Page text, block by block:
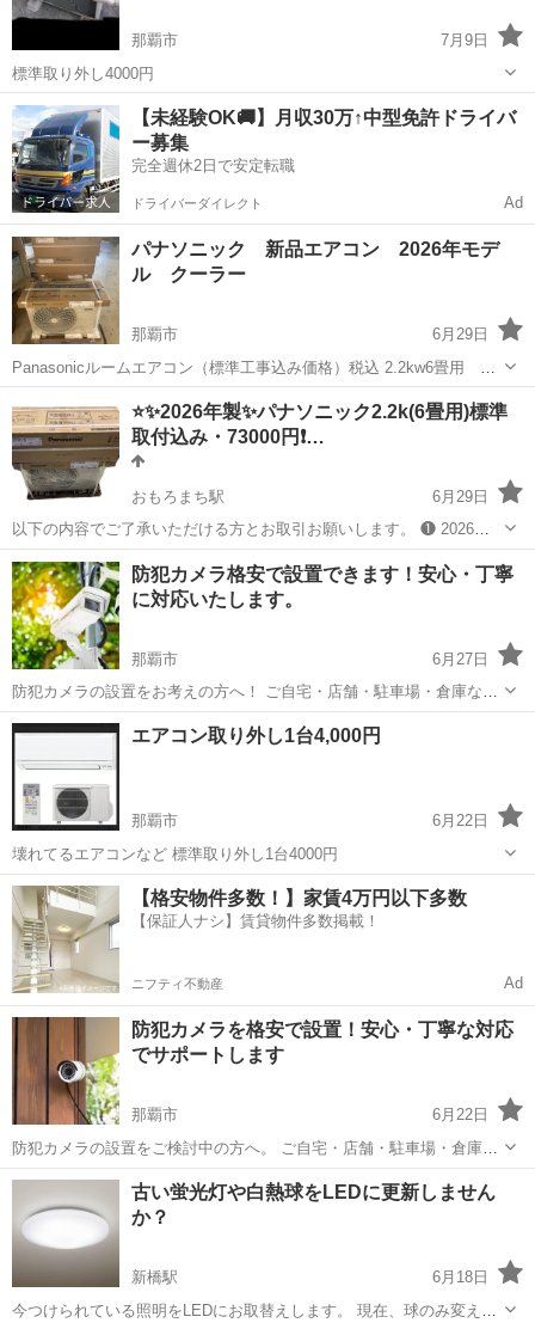
那覇市
7月9日
標準取り外し4000円
沖縄 那覇市 電気工事 取り外し
【未経験OK🚚】月収30万↑中型免許ドライバ
ー募集
完全週休2日で安定転職
ドライバーダイレクト Ad
パナソニック 新品エアコン 2026年モデ
ル クーラー
那覇市
6月29日
Panasonicルームエアコン（標準工事込み価格）税込 2.2kw6畳用
83000円 在庫2台限定 別メーカー、他サイズもお安く取り付けいたし
ます。 既存のエアコン取り外し、処分がある場合プラス4000円になり
ます。...
電気工事 取り外し
⭐️✨2026年製✨パナソニック2.2k(6畳用)標準
取付込み・73000円❗…
おもろまち駅
6月29日
以下の内容でご了承いただける方とお取引お願いします。 ❶ 2026年
製パナソニックエアコン2.2k(6畳用)新品未使用・標準取付工事込・
73000円(税込) ❷ こちらの費用は商品代と標準取付工事(配管4mま
で、...
沖縄 那覇市 おもろまち駅 電気工事
防犯カメラ格安で設置できます！安心・丁寧
に対応いたします。
那覇市
6月27日
防犯カメラの設置をお考えの方へ！ ご自宅・店舗・駐車場・倉庫な
ど、さまざまな場所に対応いたします。 📸 格安での設置工事 ご予算
に合わせて最適なプランをご提案いたします。 既にカメラをお持ちの
方の「取付のみ」もO...
沖縄 那覇市 電気工事 防犯カメラ
エアコン取り外し1台4,000円
那覇市
6月22日
壊れてるエアコンなど 標準取り外し1台4000円
沖縄 那覇市 電気工事 取り外し
【格安物件多数！】家賃4万円以下多数
【保証人ナシ】賃貸物件多数掲載！
ニフティ不動産 Ad
防犯カメラを格安で設置！安心・丁寧な対応
でサポートします
那覇市
6月22日
防犯カメラの設置をご検討中の方へ。 ご自宅・店舗・駐車場・倉庫な
ど、さまざまな場所に対応いたします。 📸 格安での設置工事 ご予算
に合わせて最適なプランをご提案します。 ※既にカメラをお持ちの方
の「取付のみ」も対...
沖縄 那覇市 電気工事 防犯カメラ
古い蛍光灯や白熱球をLEDに更新しません
か？
新橋駅
6月18日
今つけられている照明をLEDにお取替えします。 現在、球のみ変えて